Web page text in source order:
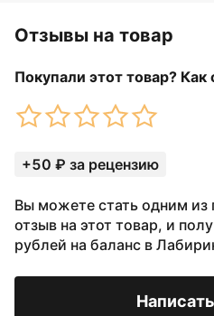
Отзывы на товар
Покупали этот товар? Как
+50 ₽ за рецензию
Вы можете стать одним из
отзыв на этот товар, и
рублей на баланс в